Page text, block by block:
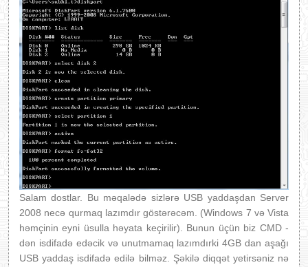
Salam dostlar. Bu məqalədə sizlərə USB yaddaşdan Server
2008 necə qurmaq lazımdır göstərəcəm. (Windows 7 və Vista
həmçinin eyni üsulla həyata keçirilir). Bunun üçün biz CMD -
dən isdifadə edəcik və unutmamaq lazımdırki 4GB dan aşağı
USB yaddaş isdifadə edilə bilməz. Şəkilə diqqət yetirsəniz nə